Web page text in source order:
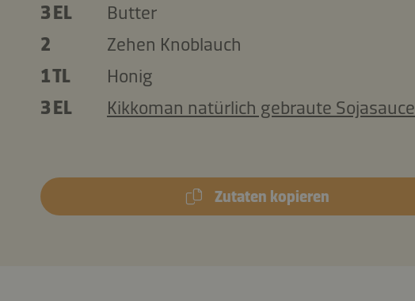
3 EL
Butter
2
Zehen Knoblauch
1 TL
Honig
3 EL
Kikkoman natürlich gebraute Sojasauce
Zutaten kopieren